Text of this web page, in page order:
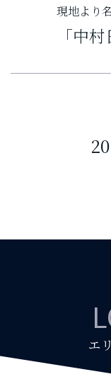
現地より
「中
エ